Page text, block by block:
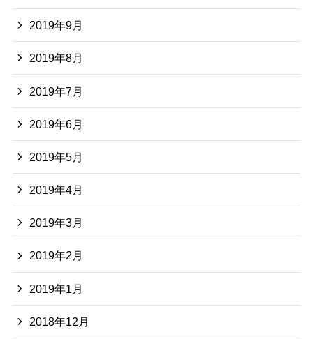
2019年9月
2019年8月
2019年7月
2019年6月
2019年5月
2019年4月
2019年3月
2019年2月
2019年1月
2018年12月